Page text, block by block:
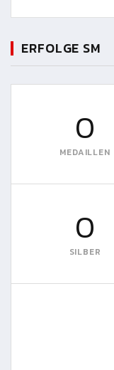
ERFOLGE SM
0
MEDAILLEN
0
SILBER